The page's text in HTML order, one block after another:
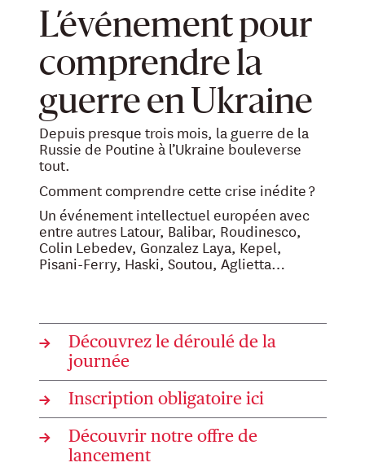
L’événement pour
comprendre la
guerre en Ukraine
Depuis presque trois mois, la guerre de la
Russie de Poutine à l’Ukraine bouleverse
tout.
Comment comprendre cette crise inédite ?
Un événement intellectuel européen avec
entre autres Latour, Balibar, Roudinesco,
Colin Lebedev, Gonzalez Laya, Kepel,
Pisani-Ferry, Haski, Soutou, Aglietta…
→
Découvrez le déroulé de la
journée
→ Inscription obligatoire ici
→
Découvrir notre offre de
lancement